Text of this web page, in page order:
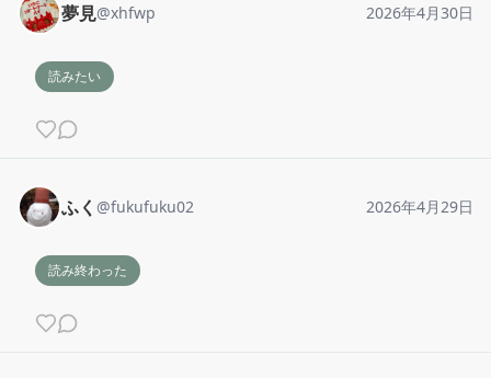
夢見@xhfwp 2026年4月30日
読みたい
ふく @fukufuku02 2026年4月29日
読み終わった